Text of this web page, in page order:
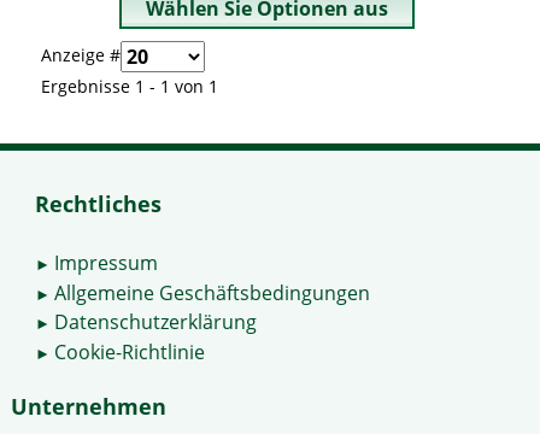
Anzeige #
Ergebnisse 1 - 1 von 1
Rechtliches
► Impressum
► Allgemeine Geschäftsbedingungen
► Datenschutzerklärung
► Cookie-Richtlinie
Unternehmen